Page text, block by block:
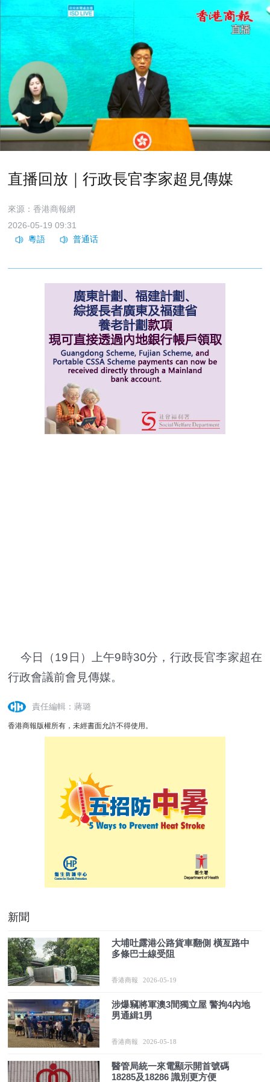
直播回放｜行政長官李家超見傳媒
來源：香港商報網
2026-05-19 09:31
今日（19日）上午9時30分，行政長官李家超在
行政會議前會見傳媒。
責任編輯：蔣璐
香港商報版權所有，未經書面允許不得使用。
新聞
大埔吐露港公路貨車翻側 橫亙路中
多條巴士線受阻
香港商報 2026-05-19
涉爆竊將軍澳3間獨立屋 警拘4內地
男通緝1男
香港商報 2026-05-18
醫管局統一來電顯示開首號碼
18285及18286 識別更方便